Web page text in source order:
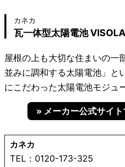
カネカ
瓦一体型太陽電池
屋根の上も大切な住まいの一
並みに調和する太陽電池」と
にこだわった太陽電池モジュ
» メーカー公式サイ
カネカ
TEL：0120-173-325